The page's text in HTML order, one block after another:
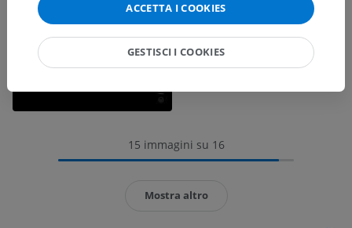
15 immagini su 16
Mostra altro
ACCETTA I COOKIES
GESTISCI I COOKIES